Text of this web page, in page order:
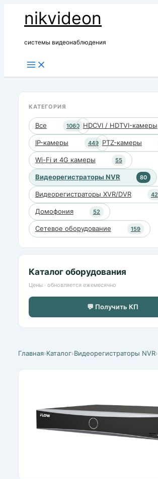
nikvideon
системы видеонаблюдения
КАТЕГОРИЯ
Все 1060 HDCVI / HDTVI-камеры
IP-камеры 449 PTZ-камеры
Wi-Fi и 4G камеры 55
Видеорегистраторы NVR 80
Видеорегистраторы XVR/DVR 42
Домофония 52
Сетевое оборудование 159
Каталог оборудования
Цены · обновляется ежемесячно
💬 Получить КП
Главная›Каталог›Видеорегистраторы NVR›